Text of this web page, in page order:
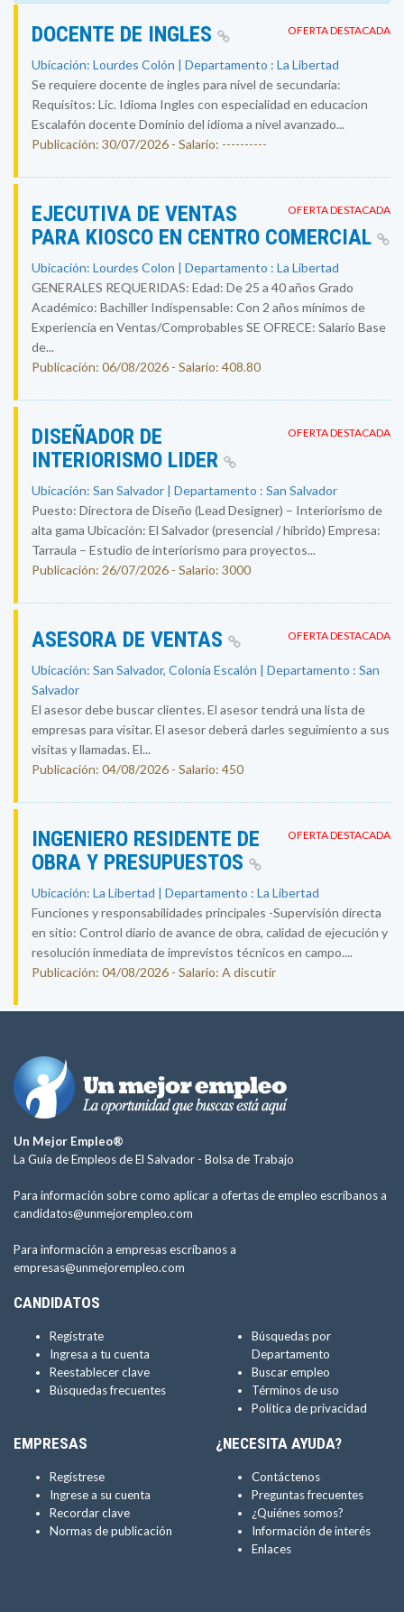
OFERTA DESTACADA
DOCENTE DE INGLES
Ubicación: Lourdes Colón | Departamento : La Libertad
Se requiere docente de ingles para nivel de secundaria:
Requisitos: Lic. Idioma Ingles con especialidad en educacion
Escalafón docente Dominio del idioma a nivel avanzado...
Publicación: 30/07/2026 - Salario: ----------
OFERTA DESTACADA
EJECUTIVA DE VENTAS
PARA KIOSCO EN CENTRO COMERCIAL
Ubicación: Lourdes Colon | Departamento : La Libertad
GENERALES REQUERIDAS: Edad: De 25 a 40 años Grado
Académico: Bachiller Indispensable: Con 2 años mínimos de
Experiencia en Ventas/Comprobables SE OFRECE: Salario Base
de...
Publicación: 06/08/2026 - Salario: 408.80
OFERTA DESTACADA
DISEÑADOR DE
INTERIORISMO LIDER
Ubicación: San Salvador | Departamento : San Salvador
Puesto: Directora de Diseño (Lead Designer) – Interiorismo de
alta gama Ubicación: El Salvador (presencial / híbrido) Empresa:
Tarraula – Estudio de interiorismo para proyectos...
Publicación: 26/07/2026 - Salario: 3000
OFERTA DESTACADA
ASESORA DE VENTAS
Ubicación: San Salvador, Colonia Escalón | Departamento : San
Salvador
El asesor debe buscar clientes. El asesor tendrá una lista de
empresas para visitar. El asesor deberá darles seguimiento a sus
visitas y llamadas. El...
Publicación: 04/08/2026 - Salario: 450
OFERTA DESTACADA
INGENIERO RESIDENTE DE
OBRA Y PRESUPUESTOS
Ubicación: La Libertad | Departamento : La Libertad
Funciones y responsabilidades principales -Supervisión directa
en sitio: Control diario de avance de obra, calidad de ejecución y
resolución inmediata de imprevistos técnicos en campo....
Publicación: 04/08/2026 - Salario: A discutir
Un Mejor Empleo®
La Guía de Empleos de El Salvador - Bolsa de Trabajo
Para información sobre como aplicar a ofertas de empleo escríbanos a
candidatos@unmejorempleo.com
Para información a empresas escríbanos a
empresas@unmejorempleo.com
CANDIDATOS
Regístrate
Ingresa a tu cuenta
Reestablecer clave
Búsquedas frecuentes
Búsquedas por
Departamento
Buscar empleo
Términos de uso
Política de privacidad
EMPRESAS
Regístrese
Ingrese a su cuenta
Recordar clave
Normas de publicación
¿NECESITA AYUDA?
Contáctenos
Preguntas frecuentes
¿Quiénes somos?
Información de interés
Enlaces